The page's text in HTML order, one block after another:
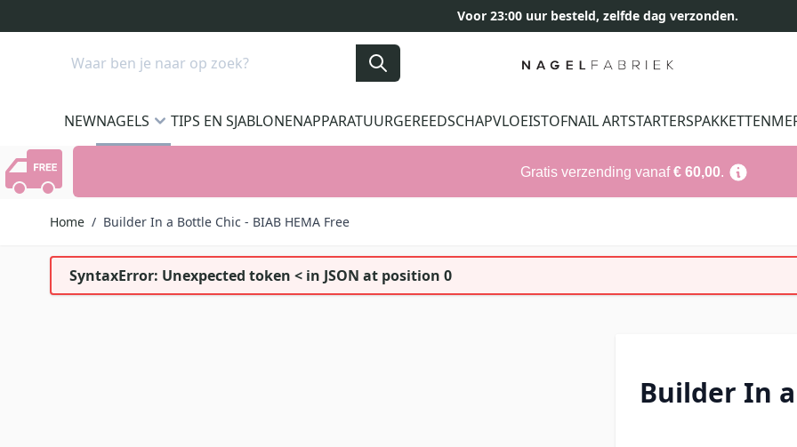
Voor 23:00 uur besteld, zelfde dag verzonden.
Search
NEWNAGELS TIPS EN SJABLONENAPPARATUURGEREEDSCHAPVLOEISTOFNAIL ARTSTARTERSPAKKETTEN
Gratis verzending vanaf€ 60,00.
Home / Builder In a Bottle Chic - BIAB HEMA Free
SyntaxError: Unexpected token < in JSON at position 0
Builder In